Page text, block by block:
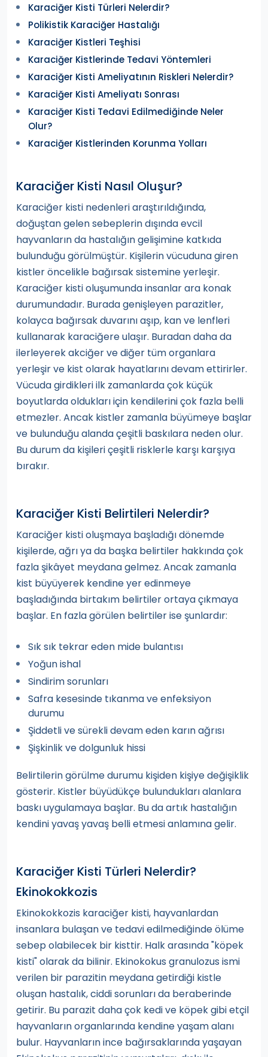
Karaciğer Kisti Türleri Nelerdir?
Polikistik Karaciğer Hastalığı
Karaciğer Kistleri Teşhisi
Karaciğer Kistlerinde Tedavi Yöntemleri
Karaciğer Kisti Ameliyatının Riskleri Nelerdir?
Karaciğer Kisti Ameliyatı Sonrası
Karaciğer Kisti Tedavi Edilmediğinde Neler
Olur?
Karaciğer Kistlerinden Korunma Yolları
Karaciğer Kisti Nasıl Oluşur?
Karaciğer kisti nedenleri araştırıldığında,
doğuştan gelen sebeplerin dışında evcil
hayvanların da hastalığın gelişimine katkıda
bulunduğu görülmüştür. Kişilerin vücuduna giren
kistler öncelikle bağırsak sistemine yerleşir.
Karaciğer kisti oluşumunda insanlar ara konak
durumundadır. Burada genişleyen parazitler,
kolayca bağırsak duvarını aşıp, kan ve lenfleri
kullanarak karaciğere ulaşır. Buradan daha da
ilerleyerek akciğer ve diğer tüm organlara
yerleşir ve kist olarak hayatlarını devam ettirirler.
Vücuda girdikleri ilk zamanlarda çok küçük
boyutlarda oldukları için kendilerini çok fazla belli
etmezler. Ancak kistler zamanla büyümeye başlar
ve bulunduğu alanda çeşitli baskılara neden olur.
Bu durum da kişileri çeşitli risklerle karşı karşıya
bırakır.
Karaciğer Kisti Belirtileri Nelerdir?
Karaciğer kisti oluşmaya başladığı dönemde
kişilerde, ağrı ya da başka belirtiler hakkında çok
fazla şikâyet meydana gelmez. Ancak zamanla
kist büyüyerek kendine yer edinmeye
başladığında birtakım belirtiler ortaya çıkmaya
başlar. En fazla görülen belirtiler ise şunlardır:
Sık sık tekrar eden mide bulantısı
Yoğun ishal
Sindirim sorunları
Safra kesesinde tıkanma ve enfeksiyon
durumu
Şiddetli ve sürekli devam eden karın ağrısı
Şişkinlik ve dolgunluk hissi
Belirtilerin görülme durumu kişiden kişiye değişiklik
gösterir. Kistler büyüdükçe bulundukları alanlara
baskı uygulamaya başlar. Bu da artık hastalığın
kendini yavaş yavaş belli etmesi anlamına gelir.
Karaciğer Kisti Türleri Nelerdir?
Ekinokokkozis
Ekinokokkozis karaciğer kisti, hayvanlardan
insanlara bulaşan ve tedavi edilmediğinde ölüme
sebep olabilecek bir kisttir. Halk arasında "köpek
kisti" olarak da bilinir. Ekinokokus granulozus ismi
verilen bir parazitin meydana getirdiği kistle
oluşan hastalık, ciddi sorunları da beraberinde
getirir. Bu parazit daha çok kedi ve köpek gibi etçil
hayvanların organlarında kendine yaşam alanı
bulur. Hayvanların ince bağırsaklarında yaşayan